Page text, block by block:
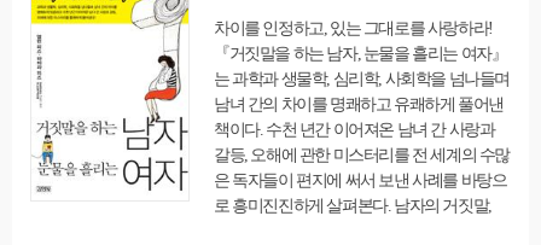
고, 적성을 더 심도 있게 고민해봐야 하는 이
유가 바로 여기에 있다. 이 책을 통해 인간의
발달과정을 심도 있게 배울 수 있는 것은 물론
이고, 잠재되어 있는 무궁한 능력을 우리 아이
가 제대로 발휘하고 더욱 성공적이고 행복한
인생을 설계하려면 무엇을 어떻게 해야 하는
지도 터득할 수 있을 것이다.
있던 상처들이 부부관계, 부모와 자녀 관계 등
자신이 속한 가족 구성원 간의 관계에서 오는
것이라는 걸 알게 된다. 그러므로 진정한 치유
는 가족 구성원 각자와 그들의 관계를 통한 가
족의 치유가 함께 있어야 하며, 이를 위한 5세
대에 걸친 가족의 이해는 다음 세대에 보다 더
순기능적이고 긍정적 에너지를 물려줄 수 있
게 된다. 본서는 상담을 전공하려는 사람들에
차이를 인정하고, 있는 그대로를 사랑하라!
『거짓말을 하는 남자, 눈물을 흘리는 여자』
는 과학과 생물학, 심리학, 사회학을 넘나들며
남녀 간의 차이를 명쾌하고 유쾌하게 풀어낸
책이다. 수천 년간 이어져온 남녀 간 사랑과
갈등, 오해에 관한 미스터리를 전 세계의 수많
은 독자들이 편지에 써서 보낸 사례를 바탕으
로 흥미진진하게 살펴본다. 남자의 거짓말,